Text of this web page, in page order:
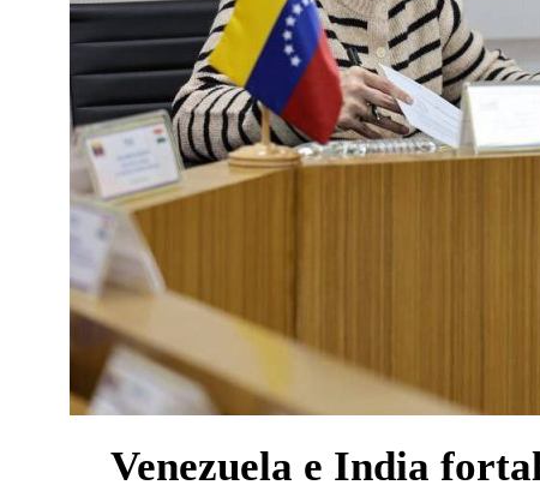
Venezuela e India